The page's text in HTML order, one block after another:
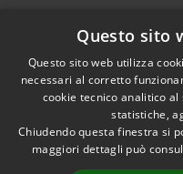
Piano di
RSS
Accessibilità
Questo sito
Questo sito web utilizza
necessari al corretto
cookie tecnico analitico
statistiche,
Chiudendo questa finestra si
maggiori dettagli può